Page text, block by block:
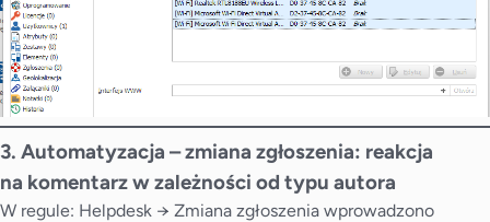
3. Automatyzacja – zmiana zgłoszenia: reakcja
na komentarz w zależności od typu autora
W regule: Helpdesk → Zmiana zgłoszenia wprowadzono